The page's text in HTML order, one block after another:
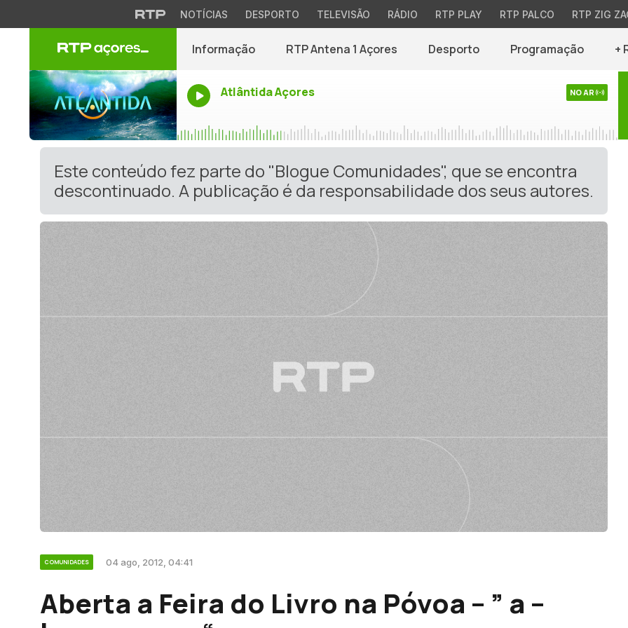
NOTÍCIAS DESPORTO TELEVISÃO RÁDIO RTP PLAY RTP PALCO RTP ZIG
Informação RTP Antena 1 Açores Desporto Programação +
Atlântida Açores NO AR
Este conteúdo fez parte do "Blogue Comunidades", que se encontra
descontinuado. A publicação é da responsabilidade dos seus autores.
COMUNIDADES 04 ago, 2012, 04:41
Aberta a Feira do Livro na Póvoa – ” a –